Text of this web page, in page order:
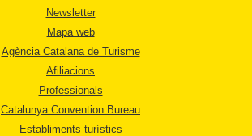
Newsletter
Mapa web
Agència Catalana de Turisme
Afiliacions
Professionals
Catalunya Convention Bureau
Establiments turístics